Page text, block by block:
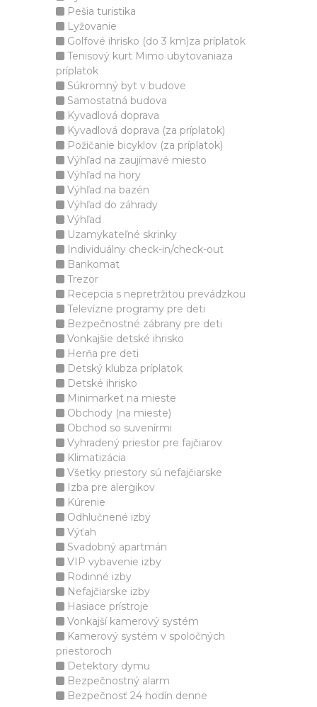
Pešia turistika
Lyžovanie
Golfové ihrisko (do 3 km)za príplatok
Tenisový kurt Mimo ubytovaniaza
príplatok
Súkromný byt v budove
Samostatná budova
Kyvadlová doprava
Kyvadlová doprava (za príplatok)
Požičanie bicyklov (za príplatok)
Výhľad na zaujímavé miesto
Výhľad na hory
Výhľad na bazén
Výhľad do záhrady
Výhľad
Uzamykateľné skrinky
Individuálny check-in/check-out
Bankomat
Trezor
Recepcia s nepretržitou prevádzkou
Televízne programy pre deti
Bezpečnostné zábrany pre deti
Vonkajšie detské ihrisko
Herňa pre deti
Detský klubza príplatok
Detské ihrisko
Minimarket na mieste
Obchody (na mieste)
Obchod so suvenírmi
Vyhradený priestor pre fajčiarov
Klimatizácia
Všetky priestory sú nefajčiarske
Izba pre alergikov
Kúrenie
Odhlučnené izby
Výťah
Svadobný apartmán
VIP vybavenie izby
Rodinné izby
Nefajčiarske izby
Hasiace prístroje
Vonkajší kamerový systém
Kamerový systém v spoločných
priestoroch
Detektory dymu
Bezpečnostný alarm
Bezpečnosť 24 hodín denne